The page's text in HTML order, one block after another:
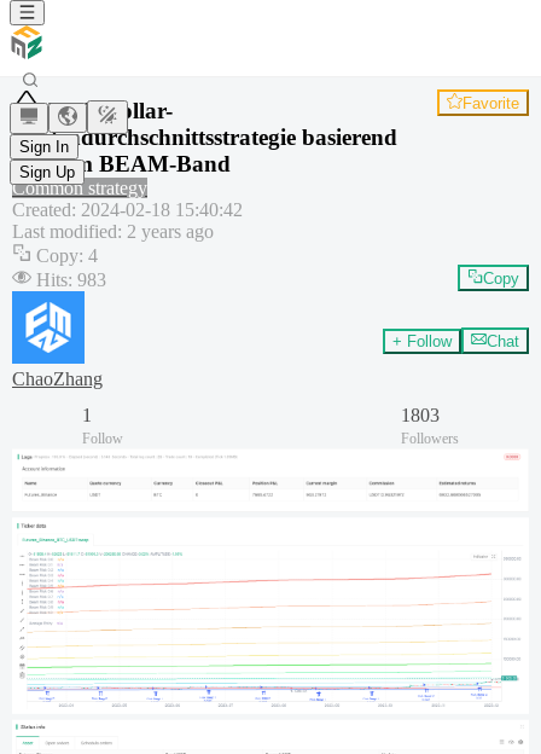
Sign In
Sign Up
BTC-Dollar-
Kostendurchschnittsstrategie basierend
auf dem BEAM-Band
Favorite
Common strategy
Created: 2024-02-18 15:40:42
Last modified: 2 years ago
Copy: 4
Hits: 983 Copy
ChaoZhang
+ Follow Chat
1
Follow
1803
Followers